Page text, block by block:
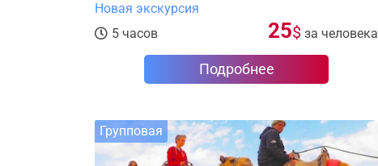
Новая экскурсия
5 часов
25$ за человека
Подробнее
Групповая